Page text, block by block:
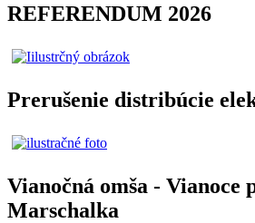
REFERENDUM 2026
Prerušenie distribúcie
Vianočná omša - Vianoce
Marschalka